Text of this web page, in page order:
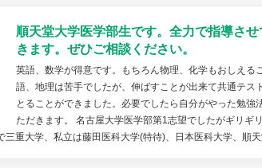
順天堂大学医学部生です。全力で指導さ
きます。ぜひご相談ください。
英語、数学が得意です。もちろん物理、化学もおしえる
語、地理は苦手でしたが、伸ばすことが出来て共通テス
とることができました。必要でしたら自分がやった勉強
ただきます。 名古屋大学医学部第1志望でしたがギリギ
三重大学、私立は藤田医科大学(特待)、日本医科大学、順